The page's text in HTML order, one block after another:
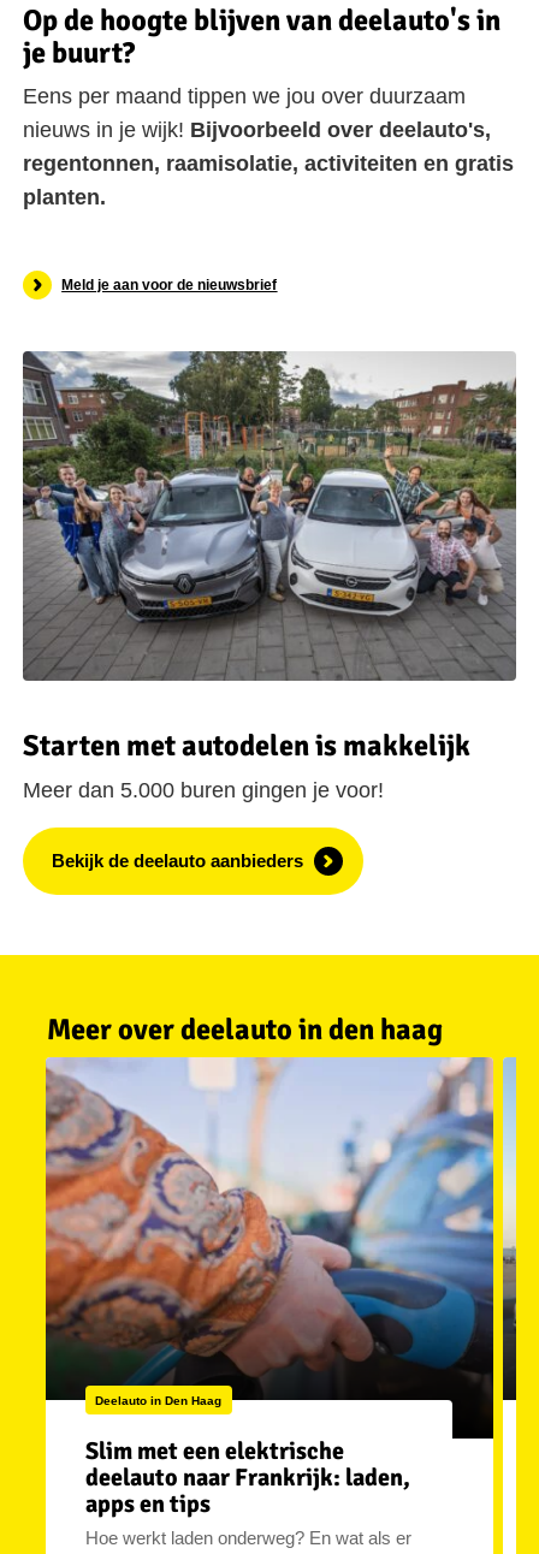
Op de hoogte blijven van deelauto's in
je buurt?
Eens per maand tippen we jou over duurzaam
nieuws in je wijk! Bijvoorbeeld over deelauto's,
regentonnen, raamisolatie, activiteiten en gratis
planten.
Meld je aan voor de nieuwsbrief
Starten met autodelen is makkelijk
Meer dan 5.000 buren gingen je voor!
Bekijk de deelauto aanbieders
Deelauto in Den Haag
Slim met een elektrische
deelauto naar Frankrijk: laden,
apps en tips
Hoe werkt laden onderweg? En wat als er
Meer over deelauto in den haag